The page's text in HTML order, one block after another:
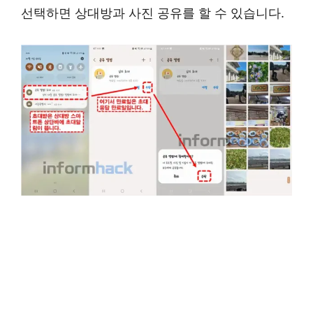
선택하면 상대방과 사진 공유를 할 수 있습니다.